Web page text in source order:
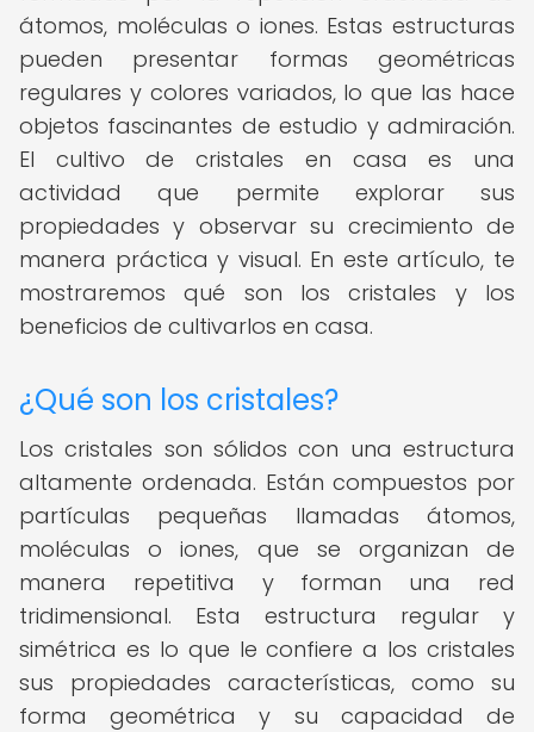
átomos, moléculas o iones. Estas estructuras
pueden presentar formas geométricas
regulares y colores variados, lo que las hace
objetos fascinantes de estudio y admiración.
El cultivo de cristales en casa es una
actividad que permite explorar sus
propiedades y observar su crecimiento de
manera práctica y visual. En este artículo, te
mostraremos qué son los cristales y los
beneficios de cultivarlos en casa.
¿Qué son los cristales?
Los cristales son sólidos con una estructura
altamente ordenada. Están compuestos por
partículas pequeñas llamadas átomos,
moléculas o iones, que se organizan de
manera repetitiva y forman una red
tridimensional. Esta estructura regular y
simétrica es lo que le confiere a los cristales
sus propiedades características, como su
forma geométrica y su capacidad de